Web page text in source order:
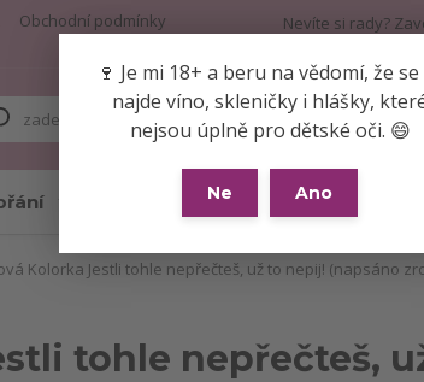
🍷 Je mi 18+ a beru na vědomí, že
najde víno, skleničky i hlášky,
nejsou úplně pro dětské oči. 😄
Ne Ano
Obchodní podmínky Nevíte si rady?
Skleničky Hrnky
Kolorka Jestli tohle nepřečteš, už to nepij! (napsáno
tohle nepřečteš,